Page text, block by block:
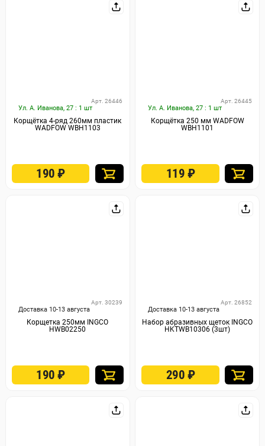
Ул. А. Иванова, 27 : 1 шт
Арт. 26446
Корщётка 4-ряд 260мм пластик
WADFOW WBH1103
190₽
Ул. А. Иванова, 27 : 1 шт
Арт. 26445
Корщётка 250 мм WADFOW
WBH1101
119 ₽
Доставка 10-13 августа
Арт. 30239
Корщетка 250мм INGCO
HWB02250
190₽
Доставка 10-13 августа
Арт. 26852
Набор абразивных щеток INGCO
HKTWB10306 (3шт)
290 ₽